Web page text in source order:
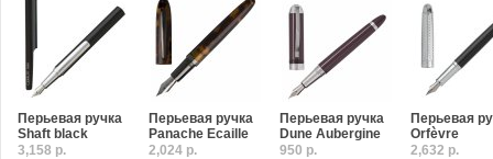
Перьевая ручка
Shaft black
3,158 р.
Перьевая ручка
Panache Ecaille
2,024 р.
Перьевая ручка
Dune Aubergine
950 р.
Перьевая
Orfèvre
2,632 р.